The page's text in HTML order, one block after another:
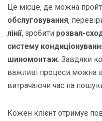
Це місце, де можна
обслуговування,
лінії, зробити розвал-
систему
шиномонтаж. Завдяки
важливі процеси можна
витрачаючи час на
Кожен клієнт отримує